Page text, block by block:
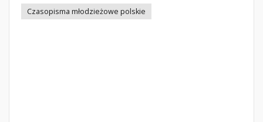
Czasopisma młodzieżowe polskie